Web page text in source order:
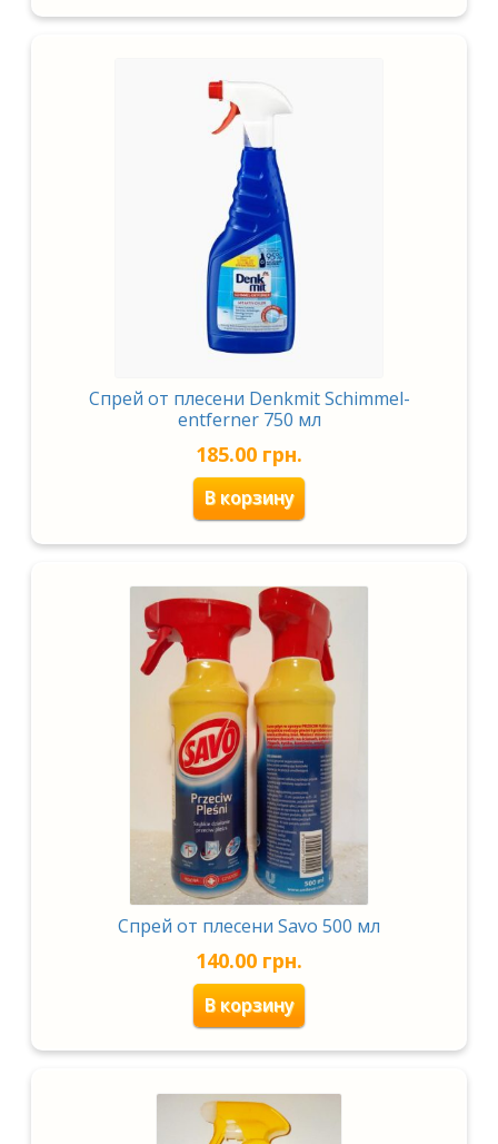
Спрей от плесени Denkmit Schimmel-
entferner 750 мл
185.00 грн.
В корзину
Спрей от плесени Savo 500 мл
140.00 грн.
В корзину